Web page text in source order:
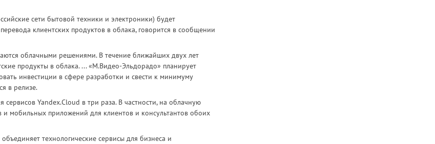
сети бытовой техники и электроники) будет
клиентских продуктов в облака, говорится в сообщении
облачными решениями. В течение ближайших двух лет
продукты в облака. ... «М.Видео-Эльдорадо» планирует
инвестиции в сфере разработки и свести к минимуму
в релизе.
Yandex.Cloud в три раза. В частности, на облачную
и мобильных приложений для клиентов и консультантов обоих
технологические сервисы для бизнеса и